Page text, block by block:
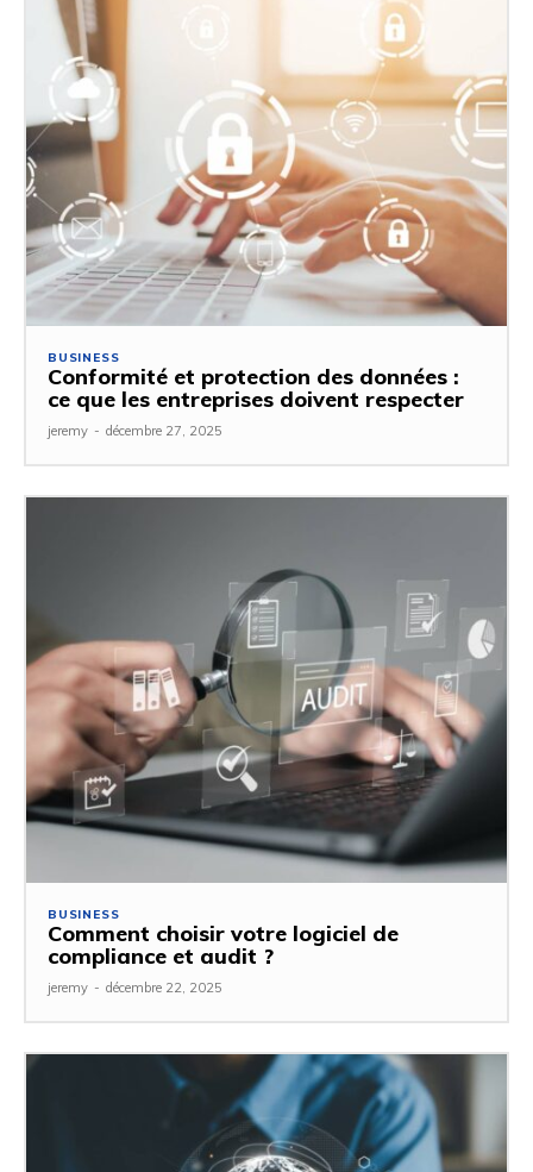
BUSINESS
Conformité et protection des données :
ce que les entreprises doivent respecter
jeremy - décembre 27, 2025
BUSINESS
Comment choisir votre logiciel de
compliance et audit ?
jeremy - décembre 22, 2025